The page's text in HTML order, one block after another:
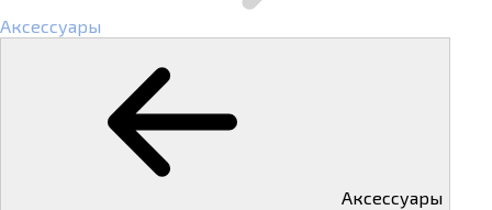
Аксессуары
Аксессуары